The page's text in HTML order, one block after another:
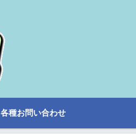
各種お問い合わせ